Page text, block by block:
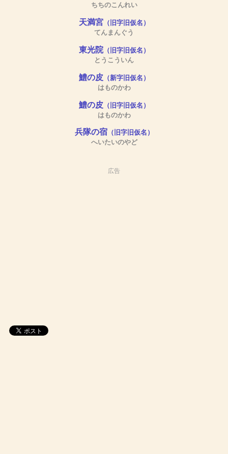
ちちのこんれい
天満宮（旧字旧仮名）
てんまんぐう
東光院（旧字旧仮名）
とうこういん
鱧の皮（新字旧仮名）
はものかわ
鱧の皮（旧字旧仮名）
はものかわ
兵隊の宿（旧字旧仮名）
へいたいのやど
広告